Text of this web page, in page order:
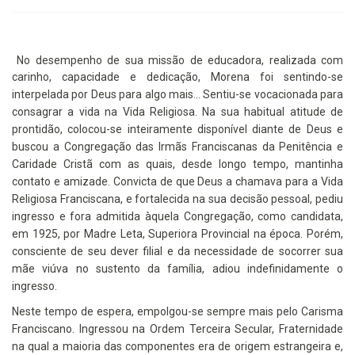
No desempenho de sua missão de educadora, realizada com
carinho, capacidade e dedicação,
Morena foi sentindo-se
interpelada por Deus para algo mais...Sentiu-se vocacionada para
consagrar a vida na Vida Religiosa. Na sua habitual atitude de
prontidão,colocou-se inteiramente disponível diante de Deus e
buscou a Congregação das Irmãs Franciscanas da Penitência e
Caridade Cristã com as quais, desde longo tempo, mantinha
contato e amizade. Convicta de que Deus a chamava para a Vida
Religiosa Franciscana, e fortalecida na sua decisão pessoal, pediu
ingresso e fora admitida àquela Congregação,como candidata,
em 1925, por Madre Leta, Superiora Provincial na época.
Porém,
consciente de seu dever filial e da necessidade de socorrer sua
mãe viúva no sustento da família, adiou indefinidamente o
ingresso.
Neste tempo de espera, empolgou-se sempre mais pelo Carisma
Franciscano. Ingressou na Ordem Terceira Secular, Fraternidade
na qual a maioria das componentes era de origem estrangeira e,